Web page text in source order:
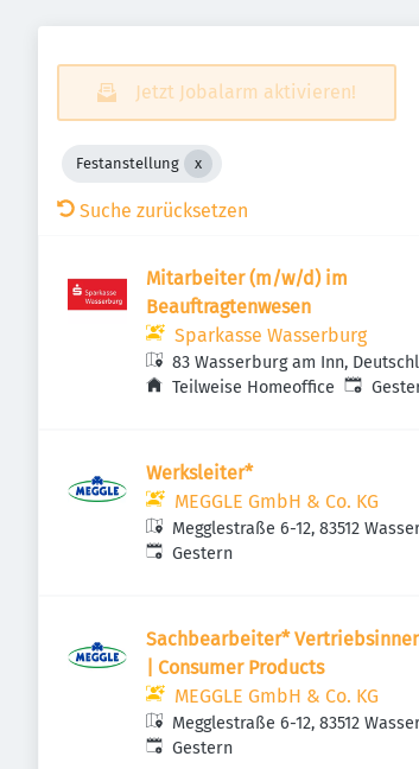
Jetzt Jobalarm aktivieren!
Festanstellung
Suche zurücksetzen
Mitarbeiter (m/w/d) im
Beauftragtenwesen
Sparkasse Wasserburg
83 Wasserburg am Inn,
Teilweise Homeoffice
Werksleiter*
MEGGLE GmbH & Co. KG
Megglestraße 6-12, 83512
am Inn, Deutschland
Veröffentlicht
Gestern
Sachbearbeiter*
| Consumer Products
MEGGLE GmbH & Co. KG
Megglestraße 6-12, 83512
am Inn, Deutschland
Veröffentlicht
Gestern